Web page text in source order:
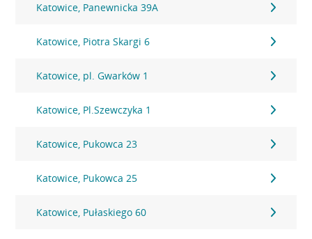
Katowice, Panewnicka 39A
Katowice, Piotra Skargi 6
Katowice, pl. Gwarków 1
Katowice, Pl.Szewczyka 1
Katowice, Pukowca 23
Katowice, Pukowca 25
Katowice, Pułaskiego 60